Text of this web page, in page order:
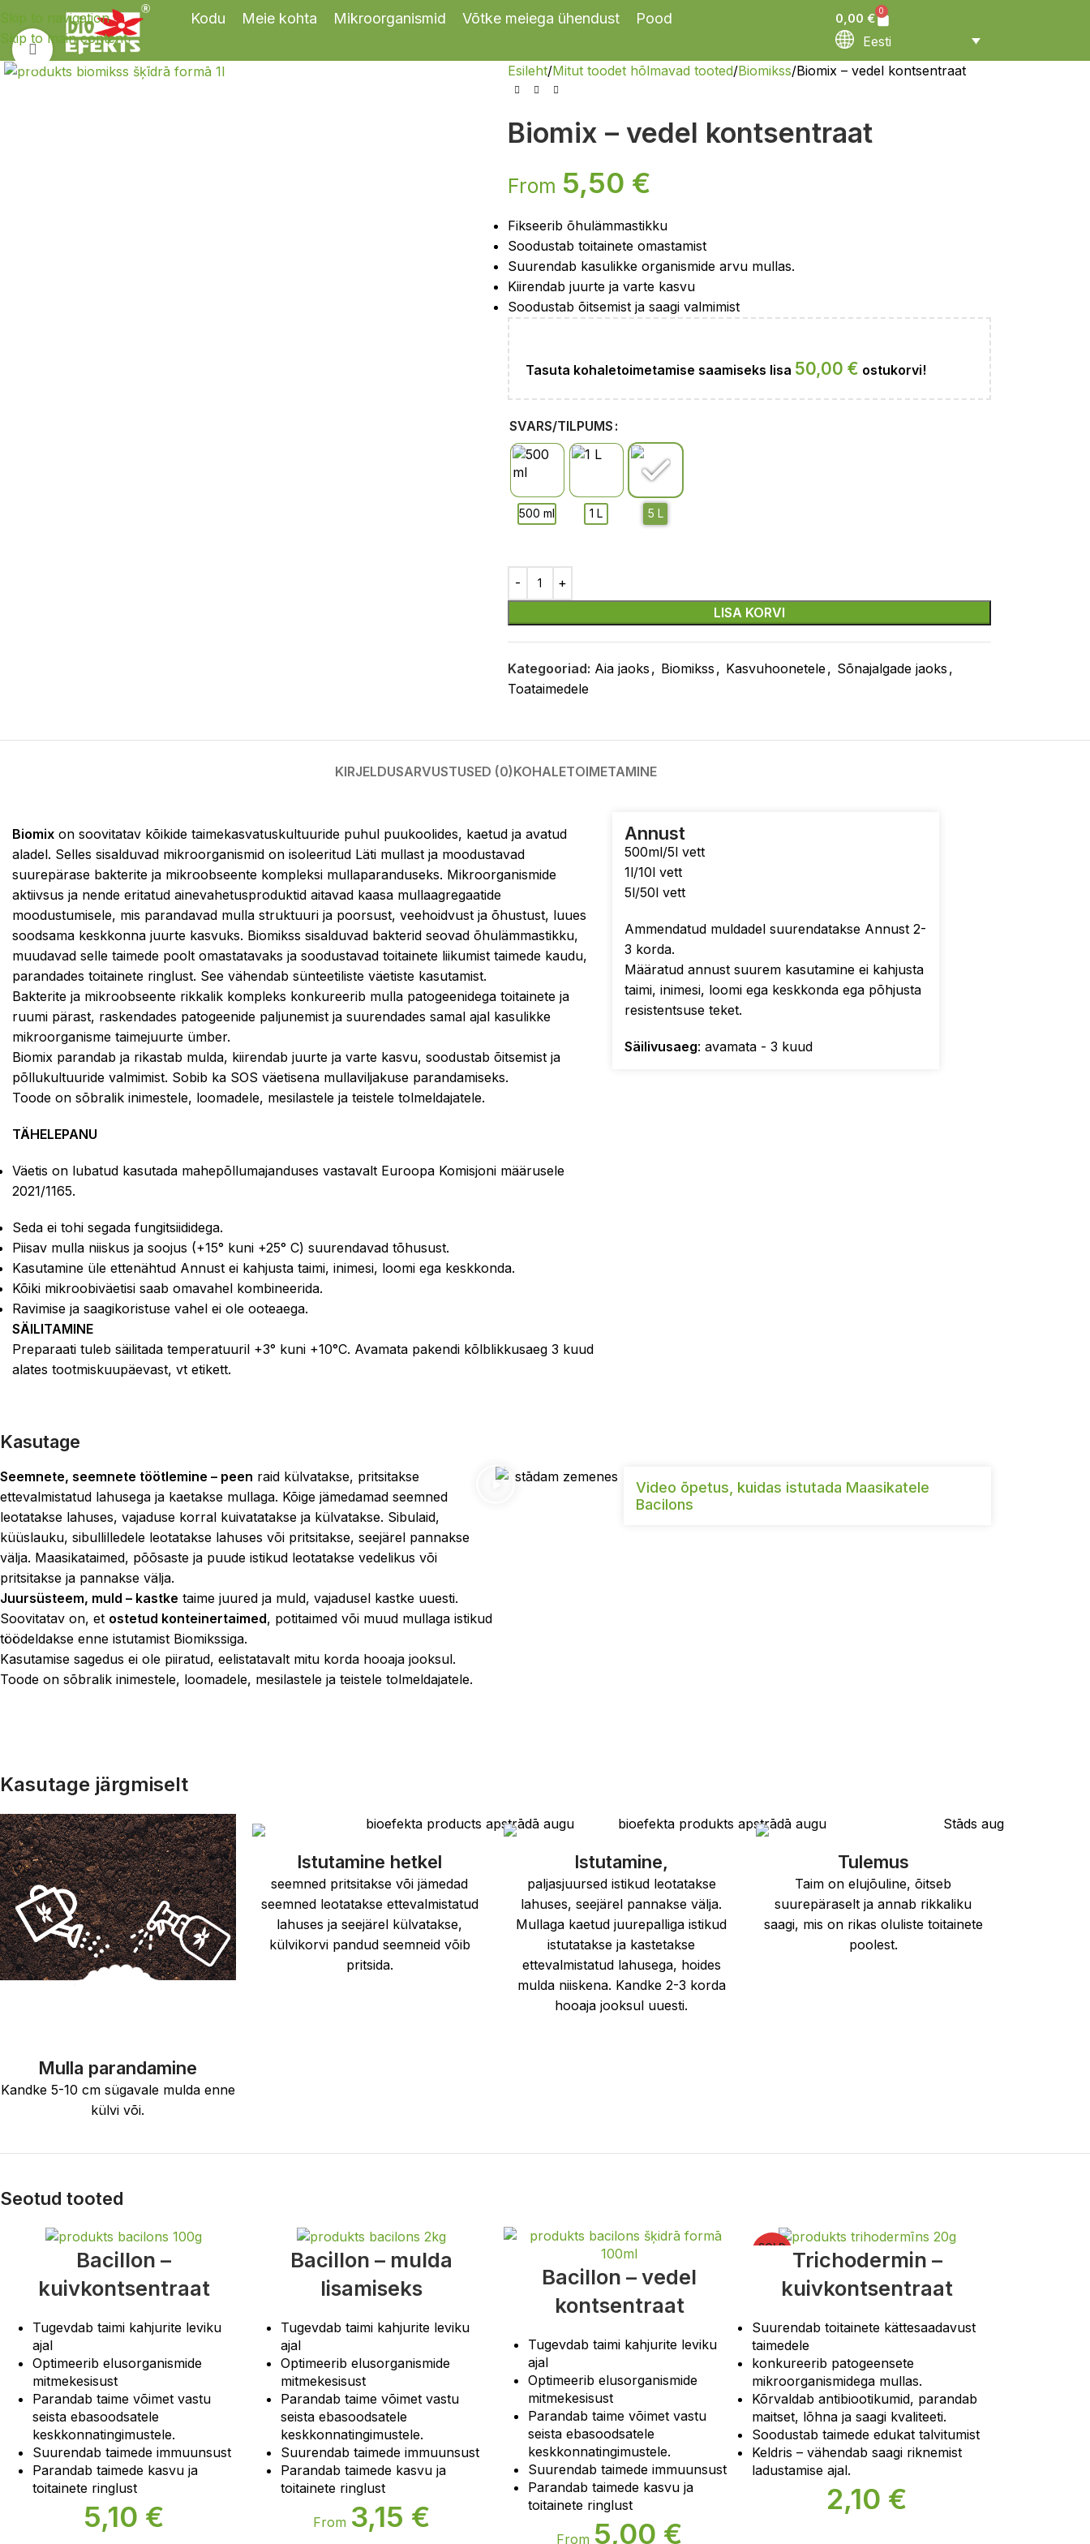
Skip to navigation
Skip to main content
Kodu Meie kohta Mikroorganismid Võtke meiega ühendust Pood 0,00 €
0
Eesti
Suurendamiseks klõpsa
Esileht Mitut toodet hõlmavad tooted Biomikss Biomix – vedel kontsentraat
Biomix – vedel kontsentraat
From 5,50 €
Fikseerib õhulämmastikku
Soodustab toitainete omastamist
Suurendab kasulikke organismide arvu mullas.
Kiirendab juurte ja varte kasvu
Soodustab õitsemist ja saagi valmimist
Tasuta kohaletoimetamise saamiseks lisa 50,00 € ostukorvi!
SVARS/TILPUMS
LISA KORVI
Kategooriad: Aia jaoks , Biomikss , Kasvuhoonetele, Sõnajalgade jaoks ,
Toataimedele
KIRJELDUSARVUSTUSED (0)KOHALETOIMETAMINE
Biomix on soovitatav kõikide taimekasvatuskultuuride puhul puukoolides, kaetud ja avatud
aladel. Selles sisalduvad mikroorganismid on isoleeritud Läti mullast ja moodustavad
suurepärase bakterite ja mikroobseente kompleksi mullaparanduseks. Mikroorganismide
aktiivsus ja nende eritatud ainevahetusproduktid aitavad kaasa mullaagregaatide
moodustumisele, mis parandavad mulla struktuuri ja poorsust, veehoidvust ja õhustust, luues
soodsama keskkonna juurte kasvuks. Biomikss sisalduvad bakterid seovad õhulämmastikku,
muudavad selle taimede poolt omastatavaks ja soodustavad toitainete liikumist taimede kaudu,
parandades toitainete ringlust. See vähendab sünteetiliste väetiste kasutamist.
Bakterite ja mikroobseente rikkalik kompleks konkureerib mulla patogeenidega toitainete ja
ruumi pärast, raskendades patogeenide paljunemist ja suurendades samal ajal kasulikke
mikroorganisme taimejuurte ümber.
Biomix parandab ja rikastab mulda, kiirendab juurte ja varte kasvu, soodustab õitsemist ja
põllukultuuride valmimist. Sobib ka SOS väetisena mullaviljakuse parandamiseks.
Toode on sõbralik inimestele, loomadele, mesilastele ja teistele tolmeldajatele.
TÄHELEPANU
Väetis on lubatud kasutada mahepõllumajanduses vastavalt Euroopa Komisjoni määrusele
2021/1165.
Seda ei tohi segada fungitsiididega.
Piisav mulla niiskus ja soojus (+15° kuni +25° C) suurendavad tõhusust.
Kasutamine üle ettenähtud Annust ei kahjusta taimi, inimesi, loomi ega keskkonda.
Kõiki mikroobiväetisi saab omavahel kombineerida.
Ravimise ja saagikoristuse vahel ei ole ooteaega.
SÄILITAMINE
Preparaati tuleb säilitada temperatuuril +3° kuni +10°C. Avamata pakendi kõlblikkusaeg 3 kuud
alates tootmiskuupäevast, vt etikett.
Annust
500ml/5l vett
1l/10l vett
5l/50l vett
Ammendatud muldadel suurendatakse Annust 2-
3 korda.
Määratud annust suurem kasutamine ei kahjusta
taimi, inimesi, loomi ega keskkonda ega põhjusta
resistentsuse teket.
Säilivusaeg: avamata - 3 kuud
Kasutage
Seemnete, seemnete töötlemine – peen raid külvatakse, pritsitakse
ettevalmistatud lahusega ja kaetakse mullaga. Kõige jämedamad seemned
leotatakse lahuses, vajaduse korral kuivatatakse ja külvatakse. Sibulaid,
küüslauku, sibullilledele leotatakse lahuses või pritsitakse, seejärel pannakse
välja. Maasikataimed, põõsaste ja puude istikud leotatakse vedelikus või
pritsitakse ja pannakse välja.
Juursüsteem, muld – kastke taime juured ja muld, vajadusel kastke uuesti.
Soovitatav on, et ostetud konteinertaimed, potitaimed või muud mullaga istikud
töödeldakse enne istutamist Biomikssiga.
Kasutamise sagedus ei ole piiratud, eelistatavalt mitu korda hooaja jooksul.
Toode on sõbralik inimestele, loomadele, mesilastele ja teistele tolmeldajatele.
Video õpetus, kuidas istutada Maasikatele
Bacilons
Kasutage järgmiselt
Mulla parandamine
Kandke 5-10 cm sügavale mulda enne
külvi või.
Istutamine hetkel
seemned pritsitakse või jämedad
seemned leotatakse ettevalmistatud
lahuses ja seejärel külvatakse,
külvikorvi pandud seemneid võib
pritsida.
Istutamine,
paljasjuursed istikud leotatakse
lahuses, seejärel pannakse välja.
Mullaga kaetud juurepalliga istikud
istutatakse ja kastetakse
ettevalmistatud lahusega, hoides
mulda niiskena. Kandke 2-3 korda
hooaja jooksul uuesti.
Tulemus
Taim on elujõuline, õitseb
suurepäraselt ja annab rikkaliku
saagi, mis on rikas oluliste toitainete
poolest.
Seotud tooted
Bacillon –
kuivkontsentraat
Tugevdab taimi kahjurite leviku
ajal
Optimeerib elusorganismide
mitmekesisust
Parandab taime võimet vastu
seista ebasoodsatele
keskkonnatingimustele.
Suurendab taimede immuunsust
Parandab taimede kasvu ja
toitainete ringlust
5,10 €
Bacillon – mulda
lisamiseks
Tugevdab taimi kahjurite leviku
ajal
Optimeerib elusorganismide
mitmekesisust
Parandab taime võimet vastu
seista ebasoodsatele
keskkonnatingimustele.
Suurendab taimede immuunsust
Parandab taimede kasvu ja
toitainete ringlust
From 3,15 €
Bacillon – vedel
kontsentraat
Tugevdab taimi kahjurite leviku
ajal
Optimeerib elusorganismide
mitmekesisust
Parandab taime võimet vastu
seista ebasoodsatele
keskkonnatingimustele.
Suurendab taimede immuunsust
Parandab taimede kasvu ja
toitainete ringlust
From 5,00 €
SOLD
Trichodermin –
kuivkontsentraat
Suurendab toitainete kättesaadavust
taimedele
konkureerib patogeensete
mikroorganismidega mullas.
Kõrvaldab antibiootikumid, parandab
maitset, lõhna ja saagi kvaliteeti.
Soodustab taimede edukat talvitumist
Keldris – vähendab saagi riknemist
ladustamise ajal.
2,10 €